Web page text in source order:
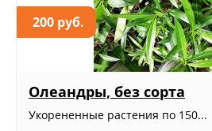
200 руб.
Олеандры, без сорта
Укорененные растения по 150...